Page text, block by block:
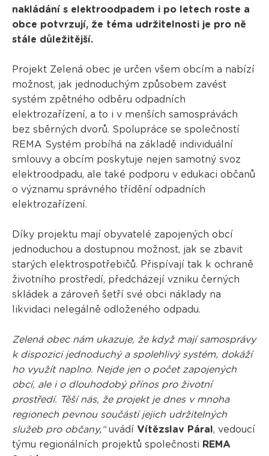
nakládání s elektroodpadem i po letech roste a
obce potvrzují, že téma udržitelnosti je pro ně
stále důležitější.
Projekt Zelená obec je určen všem obcím a nabízí
možnost, jak jednoduchým způsobem zavést
systém zpětného odběru odpadních
elektrozařízení, a to i v menších samosprávách
bez sběrných dvorů. Spolupráce se společností
REMA Systém probíhá na základě individuální
smlouvy a obcím poskytuje nejen samotný svoz
elektroodpadu, ale také podporu v edukaci občanů
o významu správného třídění odpadních
elektrozařízení.
Díky projektu mají obyvatelé zapojených obcí
jednoduchou a dostupnou možnost, jak se zbavit
starých elektrospotřebičů. Přispívají tak k ochraně
životního prostředí, předcházejí vzniku černých
skládek a zároveň šetří své obci náklady na
likvidaci nelegálně odloženého odpadu.
Zelená obec nám ukazuje, že když mají samosprávy
k dispozici jednoduchý a spolehlivý systém, dokáží
ho využít naplno. Nejde jen o počet zapojených
obcí, ale i o dlouhodobý přínos pro životní
prostředí. Těší nás, že projekt je dnes v mnoha
regionech pevnou součástí jejich udržitelných
služeb pro občany,“uvádí Vítězslav Páral , vedoucí
týmu regionálních projektů společnosti REMA